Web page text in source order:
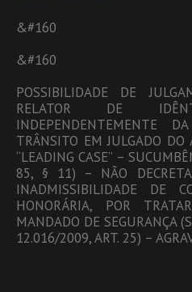
&#160
&#160
POSSIBILIDADE DE
RELATOR DE
INDEPENDENTEMENTE
TRÂNSITO EM JULGADO DO
“LEADING CASE” –
85, § 11) – NÃO
INADMISSIBILIDADE DE
HONORÁRIA, POR
MANDADO DE SEGURANÇA
12.016/2009, ART. 25) –